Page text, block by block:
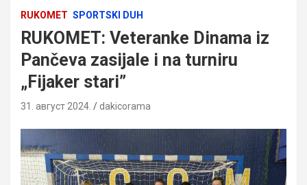
RUKOMET SPORTSKI DUH
RUKOMET: Veteranke Dinama iz
Pančeva zasijale i na turniru
„Fijaker stari”
31. август 2024. dakicorama